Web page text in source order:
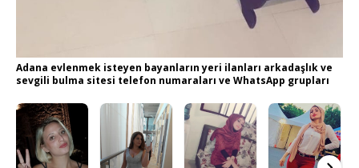
Adana evlenmek isteyen bayanların yeri ilanları arkadaşlık ve
sevgili bulma sitesi telefon numaraları ve WhatsApp grupları